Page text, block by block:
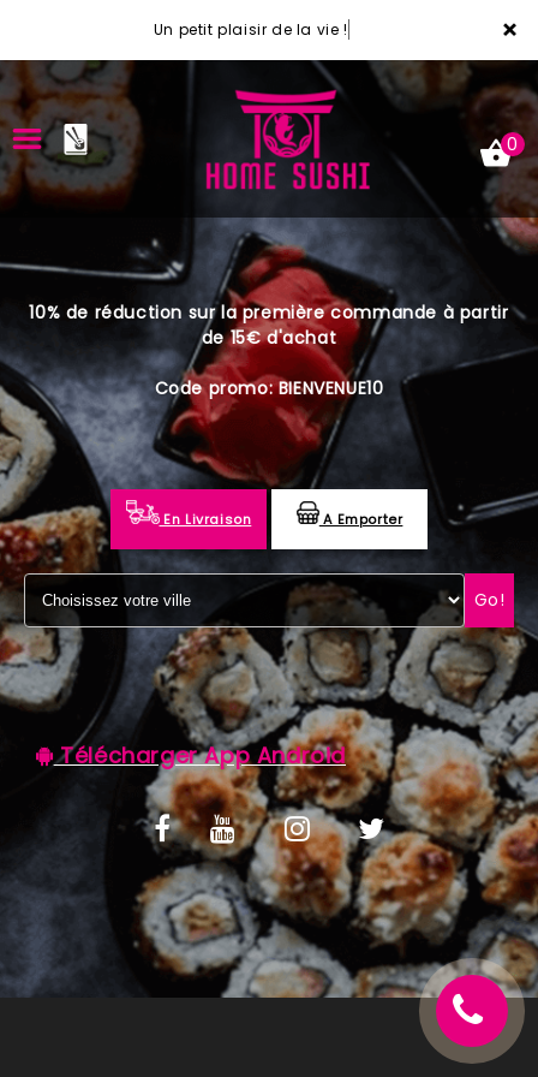
×
Un petit plaisir de la vie !
ACCUEIL
VOTRE COMPTE
NOTRE RESTAURANT
VOS AVIS
MENTIONS LÉGALES
C.G.V
0
10% de réduction sur la première commande à partir
de 15€ d'achat
Code promo: BIENVENUE10
En Livraison A Emporter
Go!
Télécharger App Android